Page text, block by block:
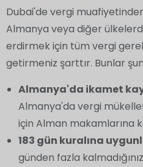
Dubai'de vergi
Almanya veya diğer
erdirmek için tüm vergi
getirmeniz şarttır. Bunlar
Almanya'da ikamet
Almanya'da vergi
için Alman makamlarına
183 gün kuralına
günden fazla